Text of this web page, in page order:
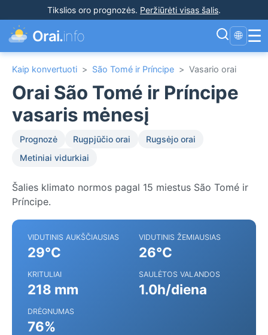
Tikslios oro prognozės. Peržiūrėti visas šalis.
Orai.info 🌐 ☰
Kaip konvertuoti > São Tomé ir Príncipe > Vasario orai
Orai São Tomé ir Príncipe
vasaris mėnesį
Prognozė Rugpjūčio orai
Rugsėjo orai
Metiniai vidurkiai
Šalies klimato normos pagal 15 miestus São Tomé ir
Príncipe.
VIDUTINIS AUKŠČIAUSIAS
29°C
VIDUTINIS ŽEMIAUSIAS
26°C
KRITULIAI
218 mm
SAULĖTOS VALANDOS
1.0h/diena
DRĖGNUMAS
76%